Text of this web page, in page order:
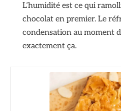
L’humidité est ce qui
chocolat en premier. Le
condensation au moment
exactement ça.